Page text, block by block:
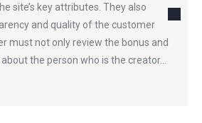
site’s key attributes. They also
and quality of the customer
must not only review the bonus and
the person who is the creator…